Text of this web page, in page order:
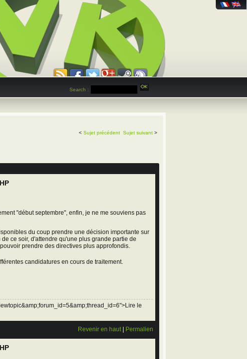
Search :
< Sujet précédent Sujet suivant>
"début septembre", enfin, je ne me souviens pas
du coup prendre une décision importante sur
ce soir, d'attendre qu'une plus grande partie de
prendre des directives plus approfondis.
candidatures en cours de traitement.
le
Revenir en haut| Permalien